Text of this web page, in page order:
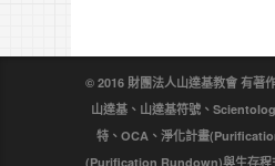
© 2016 財團法人山達基教會 有著
山達基、山達基符號、
特、OCA、淨化計畫
(Purification Rundown)與生存